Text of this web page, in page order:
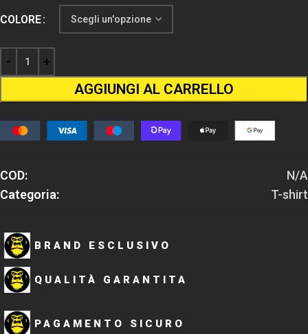
COLORE
AGGIUNGI AL CARRELLO
COD:
N/A
Categoria:
T-shirt
BRAND ESCLUSIVO
QUALITÀ GARANTITA
PAGAMENTO SICURO